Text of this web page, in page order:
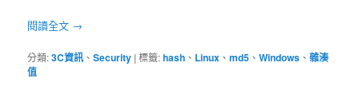
閱讀全文 →
分類:3C資訊 、Security |標籤:hash 、 Linux 、md5 、Windows 、雜湊
值